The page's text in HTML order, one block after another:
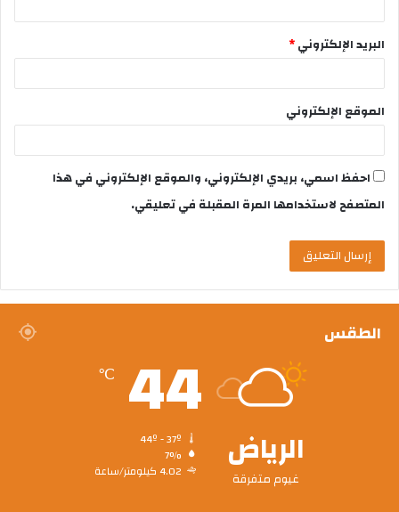
البريد الإلكتروني*
الموقع الإلكتروني
احفظ اسمي، بريدي الإلكتروني، والموقع الإلكتروني في هذا
المتصفح لاستخدامها المرة المقبلة في تعليقي.
الطقس
الرياض
غيوم متفرقة
44
℃
7%
4.02 كيلومتر/ساعة